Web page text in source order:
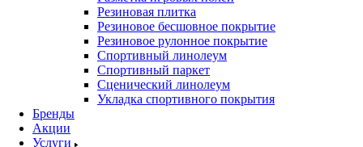
Резиновая плитка
Резиновое бесшовное покрытие
Резиновое рулонное покрытие
Спортивный линолеум
Спортивный паркет
Сценический линолеум
Укладка спортивного покрытия
Бренды
Акции
Услуги